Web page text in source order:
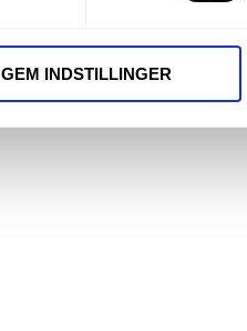
GEM INDSTILLINGER